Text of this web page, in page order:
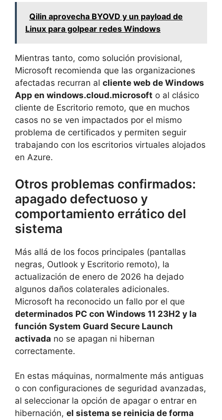
Qilin aprovecha BYOVD y un payload de
Linux para golpear redes Windows
Mientras tanto, como solución provisional,
Microsoft recomienda que las organizaciones
afectadas recurran al cliente web de Windows
App en windows.cloud.microsoft o al clásico
cliente de Escritorio remoto, que en muchos
casos no se ven impactados por el mismo
problema de certificados y permiten seguir
trabajando con los escritorios virtuales alojados
en Azure.
Otros problemas confirmados:
apagado defectuoso y
comportamiento errático del
sistema
Más allá de los focos principales (pantallas
negras, Outlook y Escritorio remoto), la
actualización de enero de 2026 ha dejado
algunos daños colaterales adicionales.
Microsoft ha reconocido un fallo por el que
determinados PC con Windows 11 23H2 y la
función System Guard Secure Launch
activada no se apagan ni hibernan
correctamente.
En estas máquinas, normalmente más antiguas
o con configuraciones de seguridad avanzadas,
al seleccionar la opción de apagar o entrar en
hibernación, el sistema se reinicia de forma